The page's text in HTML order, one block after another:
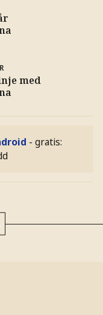
med
- gratis: